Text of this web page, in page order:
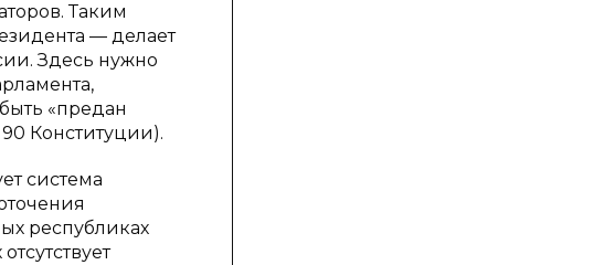
Таким
— делает
Здесь нужно
«предан
Конституции).
система
республиках